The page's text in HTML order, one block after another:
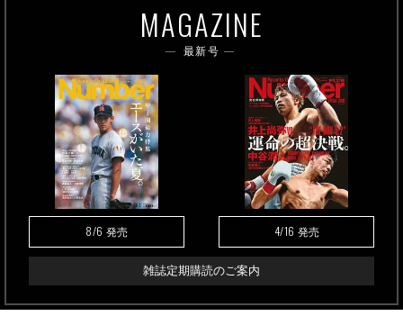
MAGAZINE
最新号
8/6 発売 4/16 発売
雑誌定期購読のご案内